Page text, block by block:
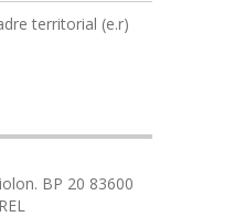
territorial (e.r)
BP 20 83600